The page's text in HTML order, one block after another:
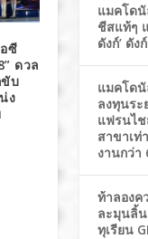
ซี
ดวล
บ
ง
แมคโดนั
ชีสแท้ๆ
ดังก์’ ดั
แมคโดนั
ลงทุนระ
แฟรนไ
สาขาเท่
งานกว่า
ท้าลองค
ละมุนลิ้น
ทุเรียน